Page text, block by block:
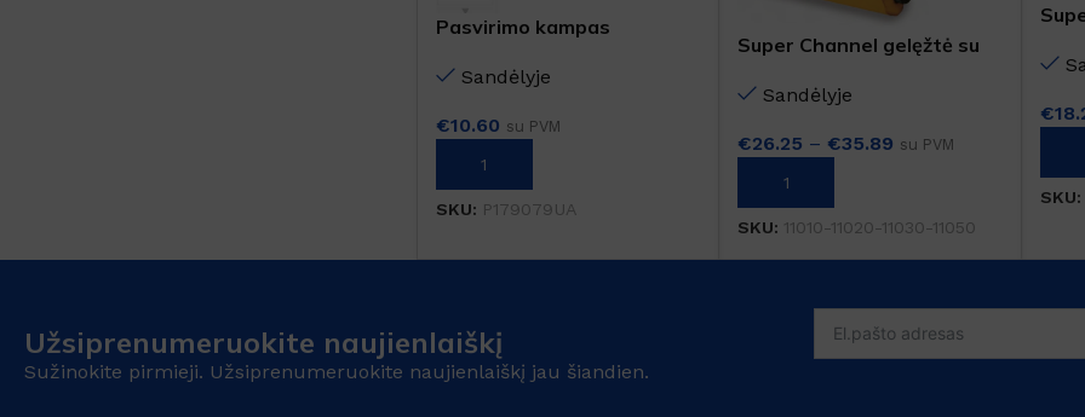
Pasvirimo kampas
Sandėlyje
€10.60 su PVM
Į KREPŠELĮ
SKU: P179079UA
Super Channel gelęžtė su
Sandėlyje
€26.25 – €35.89 su PVM
PASIRINKTI SAVYBES
SKU: 11010-11020-11030-11050
€
Į
SKU:
Užsiprenumeruokite naujienlaiškį
Sužinokite pirmieji. Užsiprenumeruokite naujienlaiškį jau šiandien.